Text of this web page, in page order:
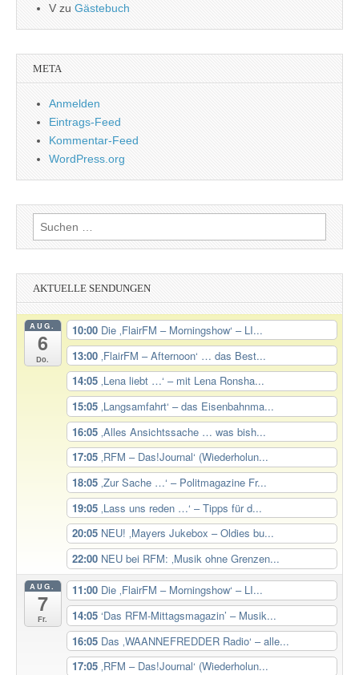
Vzu Gästebuch
META
Anmelden
Eintrags-Feed
Kommentar-Feed
WordPress.org
Suchen
nach:
AKTUELLE SENDUNGEN
AUG.
6
Do.
10:00 Die ‚FlairFM – Morningshow‘ – LI...
13:00 ‚FlairFM – Afternoon‘ … das Best...
14:05 ‚Lena liebt …‘ – mit Lena Ronsha...
15:05 ‚Langsamfahrt‘ – das Eisenbahnma...
16:05 ‚Alles Ansichtssache … was bish...
17:05 ‚RFM – Das!Journal‘ (Wiederholun...
18:05 ‚Zur Sache …‘ – Politmagazine Fr...
19:05 ‚Lass uns reden …‘ – Tipps für d...
20:05 NEU! ‚Mayers Jukebox – Oldies bu...
22:00 NEU bei RFM: ‚Musik ohne Grenzen...
AUG.
7
Fr.
11:00 Die ‚FlairFM – Morningshow‘ – LI...
14:05 ‘Das RFM-Mittagsmagazin’ – Musik...
16:05 Das ‚WAANNEFREDDER Radio‘ – alle...
17:05 ‚RFM – Das!Journal‘ (Wiederholun...